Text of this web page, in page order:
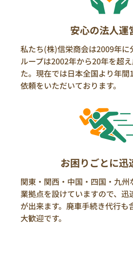
安心の法人運
私たち(株)信栄商会は2009年に
ループは2002年から20年を超
た。現在では日本全国より年
依頼をいただいております。
お困りごとに迅
関東・関西・中国・四国・九州
業拠点を設けていますので、迅
が出来ます。廃車手続き代行も
大歓迎です。